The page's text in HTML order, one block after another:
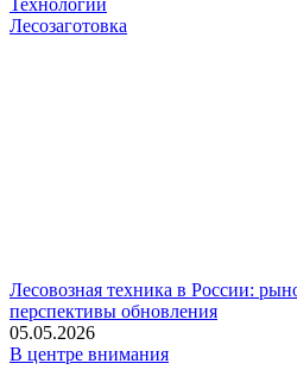
Лесозаготовка
Лесовозная техника в России:
перспективы обновления
05.05.2026
В центре внимания